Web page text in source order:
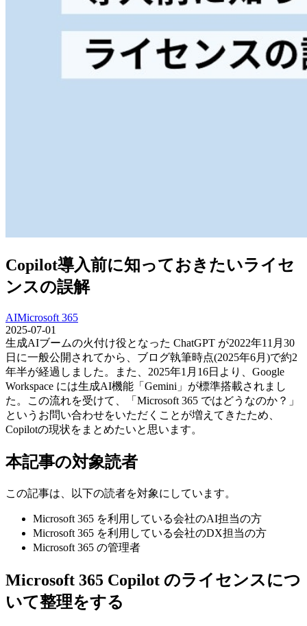
Copilot導入前に知っておきたいライセ
ンスの誤解
AIMicrosoft 365
2025-07-01
生成AIブームの火付け役となった ChatGPT が2022年11月30
日に一般公開されてから、ブログ執筆時点(2025年6月)で約2
年半が経過しました。また、2025年1月16日より、Google
Workspace には生成AI機能「Gemini」が標準搭載されまし
た。この流れを受けて、「Microsoft 365 ではどうなのか？」
というお問い合わせをいただくことが増えてきたため、
Copilotの現状をまとめたいと思います。
本記事の対象読者
この記事は、以下の読者を対象にしています。
Microsoft 365 を利用している会社のAI担当の方
Microsoft 365 を利用している会社のDX担当の方
Microsoft 365 の管理者
Microsoft 365 Copilot のライセンスにつ
いて整理をする